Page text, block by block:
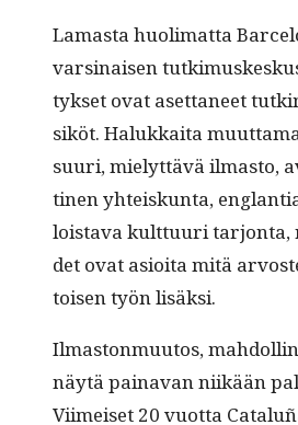
Lamas­ta huoli­mat­ta
varsi­naisen
tyk­set ovat aset­ta­neet
siköt. Halukkai­ta
suuri, mielyt­tävä ilmas­to,
ti­nen yhteiskun­ta,
lois­ta­va kult­tuuri
det ovat asioi­ta mitä
toisen työn lisäksi.
Ilmas­ton­muu­tos,
näytä paina­van niikään
Viimeiset 20 vuot­ta